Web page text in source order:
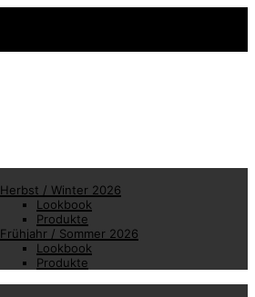
Herbst / Winter 2026
Lookbook
Produkte
Frühjahr / Sommer 2026
Lookbook
Produkte